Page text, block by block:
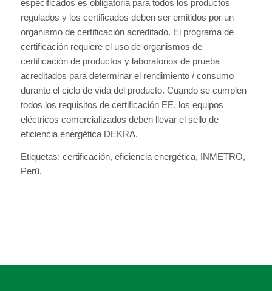
especificados es obligatoria para todos los productos
regulados y los certificados deben ser emitidos por un
organismo de certificación acreditado. El programa de
certificación requiere el uso de organismos de
certificación de productos y laboratorios de prueba
acreditados para determinar el rendimiento / consumo
durante el ciclo de vida del producto. Cuando se cumplen
todos los requisitos de certificación EE, los equipos
eléctricos comercializados deben llevar el sello de
eficiencia energética DEKRA.
Etiquetas: certificación, eficiencia energética, INMETRO,
Perú.